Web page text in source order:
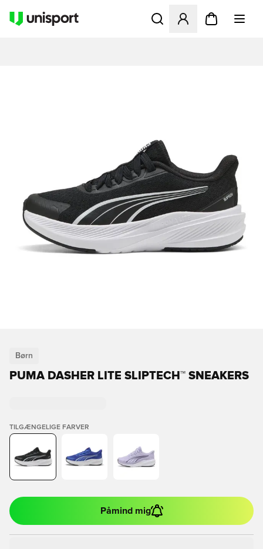
Åbner en Modal til at
Børn
PUMA DASHER LITE SLIPTECH™ SNEAKERS
TILGÆNGELIGE FARVER
Påmind mig